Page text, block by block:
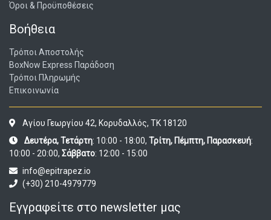
Όροι & Προϋποθέσεις
Βοήθεια
Τρόποι Αποστολής
BoxNow Express Παράδοση
Τρόποι Πληρωμής
Επικοινωνία
Αγίου Γεωργίου 42, Κορυδαλλός, ΤΚ 18120
Δευτέρα, Τετάρτη: 10:00 - 18:00, Τρίτη, Πέμπτη, Παρασκευή:
10:00 - 20:00, Σάββατο: 12:00 - 15:00
info@epitrapez.io
(+30) 210-4979779
Εγγραφείτε στο newsletter μας